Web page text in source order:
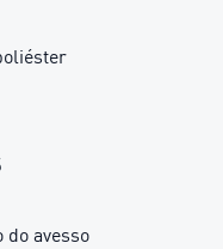
do avesso